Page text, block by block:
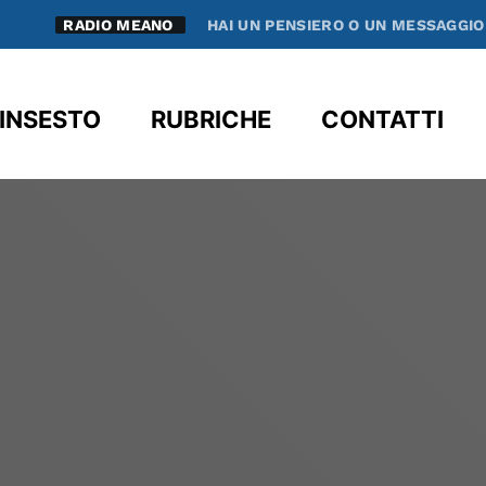
RADIO MEANO HAI UN PENSIERO O UN MESSAGGIO
RUBRICHE CONTATTI